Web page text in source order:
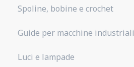
Spoline, bobine e crochet
Guide per macchine industriali
Luci e lampade